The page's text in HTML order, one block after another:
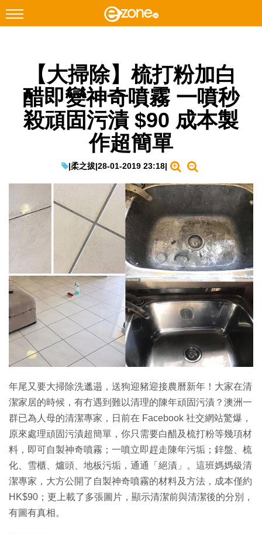
Facebook Instagram
科技焦點
網絡生活
EduTech
IT Times
生成式AI與雲端應用
Enterprise Digital Transformation
特集
【大掃除】梳打粉加白
醋即變神奇噴霧 一噴秒
殺頑固污漬 $90 成本製
作超簡單
|柔之拔|28-01-2019 23:18|
年尾又要大掃除洗邋遢，送狗迎豬迎接農曆新年！大家在清
潔家居的時候，有冇遇到難以清理的陳年頑固污漬？澳洲一
群已為人母的清潔專家，日前在 Facebook 社交網站驚爆，
原來處理頑固污漬超簡單，你只需要白醋及梳打粉等幾項材
料，即可自製神奇噴霧；一噴立即趕走陳年污垢；鋅盤、梳
化、雪櫃、爐頭、地板污垢，通通「絕漬」。這班媽媽級清
潔專家，大方公開了自製神奇噴霧的材料及方法，成本僅約
HK$90；更上載了多張圖片，顯示清潔前與清潔後的分別，
有圖有真相。